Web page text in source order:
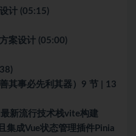
计 (05:15)
案设计 (05:00)
其事必先利其器）9 节 | 13
新流行技术栈vite构建
集成Vue状态管理插件Pinia